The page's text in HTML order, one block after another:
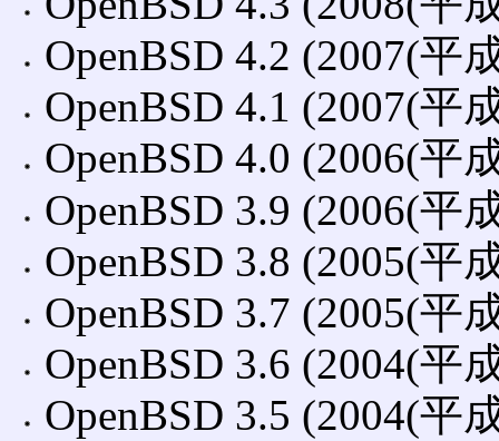
OpenBSD 4.2 (2007(平
OpenBSD 4.1 (2007(平
OpenBSD 4.0 (2006(平
OpenBSD 3.9 (2006(平
OpenBSD 3.8 (2005(平
OpenBSD 3.7 (2005(平
OpenBSD 3.6 (2004(平
OpenBSD 3.5 (2004(平